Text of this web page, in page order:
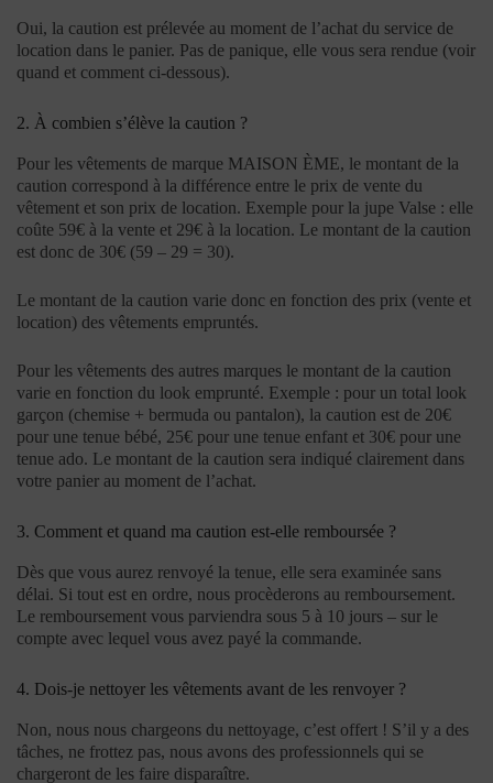
Oui, la caution est prélevée au moment de l’achat du service de
location dans le panier. Pas de panique, elle vous sera rendue (voir
quand et comment ci-dessous).
2. À combien s’élève la caution ?
Pour les vêtements de marque MAISON ÈME, le montant de la
caution correspond à la différence entre le prix de vente du
vêtement et son prix de location. Exemple pour la jupe Valse : elle
coûte 59€ à la vente et 29€ à la location. Le montant de la caution
est donc de 30€ (59 – 29 = 30).
Le montant de la caution varie donc en fonction des prix (vente et
location) des vêtements empruntés.
Pour les vêtements des autres marques le montant de la caution
varie en fonction du look emprunté. Exemple : pour un total look
garçon (chemise + bermuda ou pantalon), la caution est de 20€
pour une tenue bébé, 25€ pour une tenue enfant et 30€ pour une
tenue ado. Le montant de la caution sera indiqué clairement dans
votre panier au moment de l’achat.
3. Comment et quand ma caution est-elle remboursée ?
Dès que vous aurez renvoyé la tenue, elle sera examinée sans
délai. Si tout est en ordre, nous procèderons au remboursement.
Le remboursement vous parviendra sous 5 à 10 jours – sur le
compte avec lequel vous avez payé la commande.
4. Dois-je nettoyer les vêtements avant de les renvoyer ?
Non, nous nous chargeons du nettoyage, c’est offert ! S’il y a des
tâches, ne frottez pas, nous avons des professionnels qui se
chargeront de les faire disparaître.